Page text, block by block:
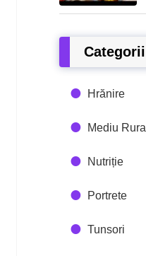
Categorii
Hrănire
Mediu Rural
Nutriție
Portrete
Tunsori